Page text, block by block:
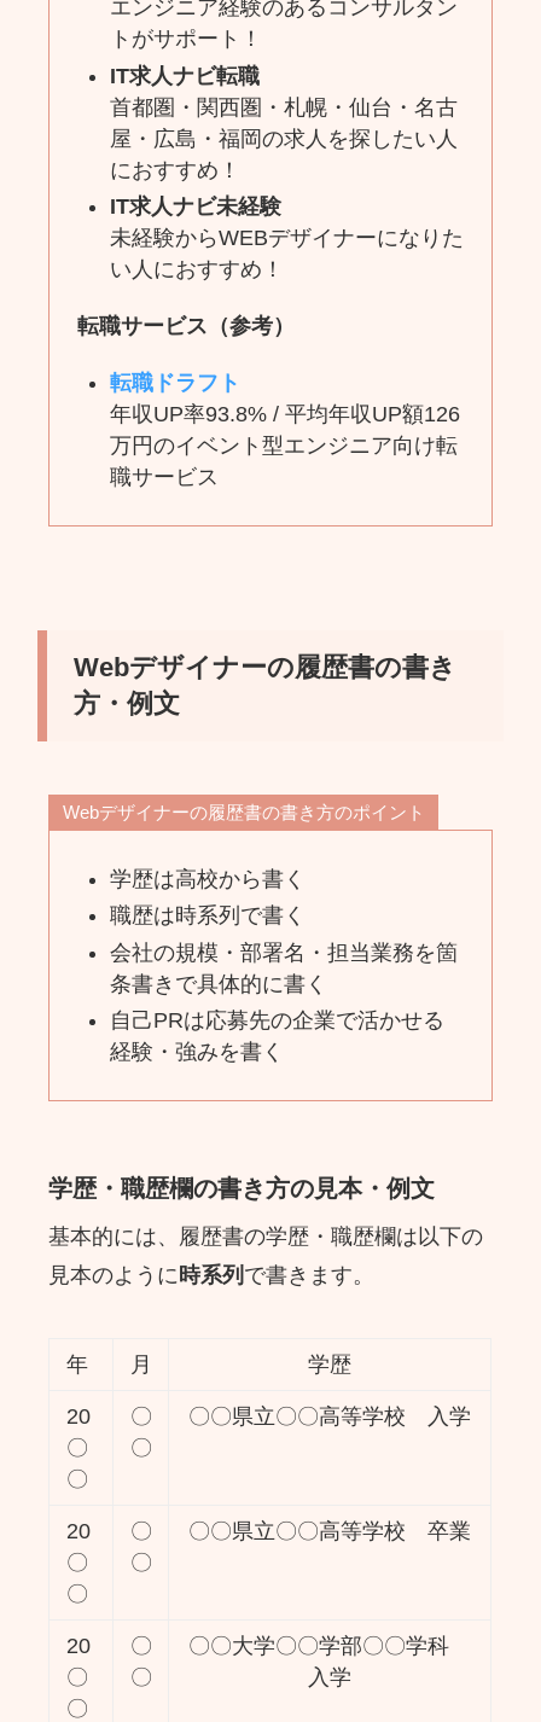
エンジニア経験のあるコンサルタン
トがサポート！
IT求人ナビ転職
首都圏・関西圏・札幌・仙台・名古
屋・広島・福岡の求人を探したい人
におすすめ！
IT求人ナビ未経験
未経験からWEBデザイナーになりた
い人におすすめ！
転職サービス （参考）
転職ドラフト
年収UP率93.8% / 平均年収UP額126
万円のイベント型エンジニア向け転
職サービス
Webデザイナーの履歴書の書き
方・例文
Webデザイナーの履歴書の書き方のポイント
学歴は高校から書く
職歴は時系列で書く
会社の規模・部署名・担当業務を箇
条書きで具体的に書く
自己PRは応募先の企業で活かせる
経験・強みを書く
学歴・職歴欄の書き方の見本・例文
基本的には、履歴書の学歴・職歴欄は以下の
見本のように 時系列 で書きます。
年 月 学歴
20
〇
〇
〇
〇
〇〇県立〇〇高等学校 入学
20
〇
〇
〇
〇
〇〇県立〇〇高等学校 卒業
20
〇
〇
〇
〇
〇〇大学〇〇学部〇〇学科
入学